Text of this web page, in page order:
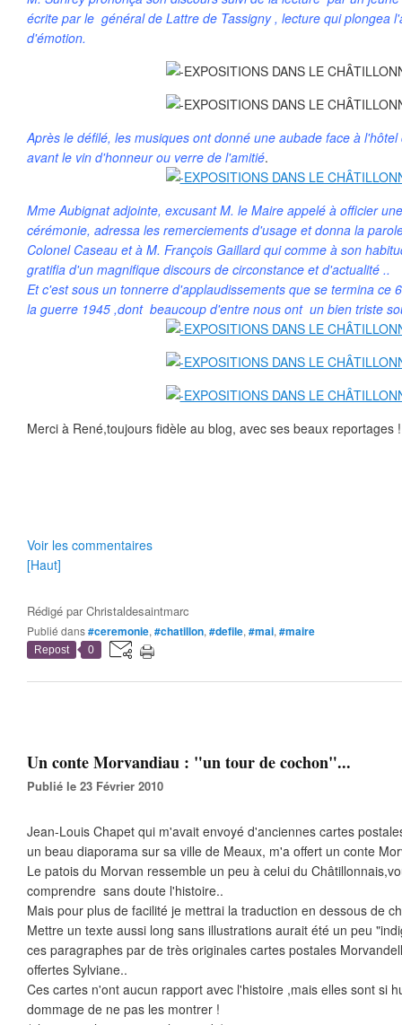
écrite par le général de Lattre de Tassigny , lecture qui plongea
d'émotion.
Après le défilé, les musiques ont donné une aubade face à l'hôtel
avant le vin d'honneur ou verre de l'amitié.
Mme Aubignat adjointe, excusant M. le Maire appelé à officier
cérémonie, adressa les remerciements d'usage et donna la
Colonel Caseau et à M. François Gaillard qui comme à son
gratifia d'un magnifique discours de circonstance et d'actualité ..
Et c'est sous un tonnerre d'applaudissements que se termina ce
la guerre 1945 ,dont beaucoup d'entre nous ont un bien triste
Merci à René,toujours fidèle au blog, avec ses beaux reportages !
Voir les commentaires
[Haut]
Rédigé parChristaldesaintmarc
Publié dans#ceremonie, #chatillon, #defile, #mai, #maire
Repost 0
Un conte Morvandiau : "un tour de cochon"...
Publié le 23 Février 2010
Jean-Louis Chapet qui m'avait envoyé d'anciennes cartes
un beau diaporama sur sa ville de Meaux, m'a offert un conte
Le patois du Morvan ressemble un peu à celui du
comprendre sans doute l'histoire..
Mais pour plus de facilité je mettrai la traduction en dessous de
Mettre un texte aussi long sans illustrations aurait été un peu
ces paragraphes par de très originales cartes postales
offertes Sylviane..
Ces cartes n'ont aucun rapport avec l'histoire ,mais elles sont si
dommage de ne pas les montrer !